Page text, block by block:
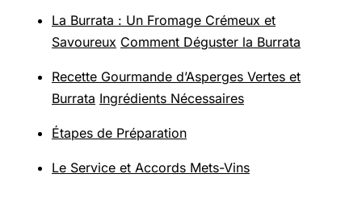
La Burrata : Un Fromage Crémeux et
Savoureux Comment Déguster la Burrata
Recette Gourmande d’Asperges Vertes et
Burrata Ingrédients Nécessaires
Étapes de Préparation
Le Service et Accords Mets-Vins